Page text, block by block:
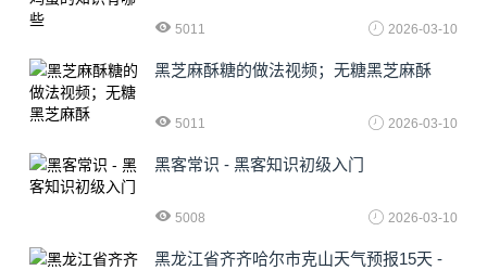
5011 2026-03-10
黑芝麻酥糖的做法视频；无糖黑芝麻酥
5011 2026-03-10
黑客常识 - 黑客知识初级入门
5008 2026-03-10
黑龙江省齐齐哈尔市克山天气预报15天 -